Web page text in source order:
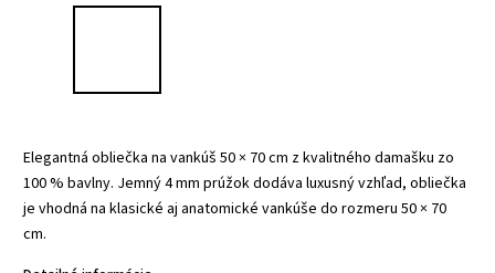
Elegantná obliečka na vankúš 50 × 70 cm z kvalitného damašku zo
100 % bavlny. Jemný 4 mm prúžok dodáva luxusný vzhľad, obliečka
je vhodná na klasické aj anatomické vankúše do rozmeru 50 × 70
cm.